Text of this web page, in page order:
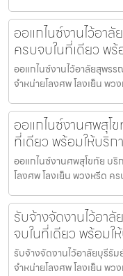
ออแกไนซ์งานไว้อ
ครบจบในที่เดียว พ
ออแกไนซ์งานไว้อาลัยสุพร
จำหน่ายโลงศพ โลงเย็น พ
ออแกไนซ์งานศพสุโ
ที่เดียว พร้อมให้บริก
ออแกไนซ์งานศพสุโขทัย บ
โลงศพ โลงเย็น พวงหรีด ค
รับจ้างจัดงานไว้อา
จบในที่เดียว พร้อมใ
รับจ้างจัดงานไว้อาลัยบุรีรั
จำหน่ายโลงศพ โลงเย็น พ